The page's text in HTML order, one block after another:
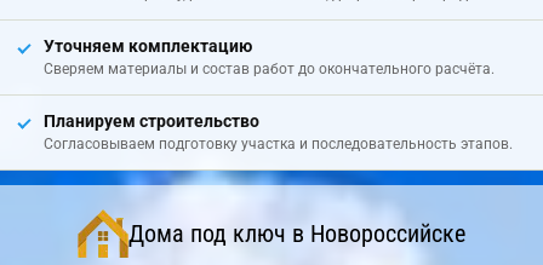
Уточняем комплектацию
Сверяем материалы и состав работ до окончательного расчёта.
Планируем строительство
Согласовываем подготовку участка и последовательность этапов.
Дома под ключ в Новороссийске